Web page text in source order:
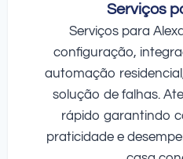
Serviços
Serviços para
configuração,
automação
solução de falhas.
rápido garantindo
praticidade e